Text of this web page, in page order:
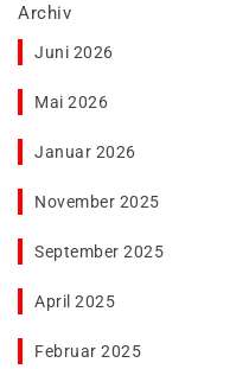
Archiv
Juni 2026
Mai 2026
Januar 2026
November 2025
September 2025
April 2025
Februar 2025